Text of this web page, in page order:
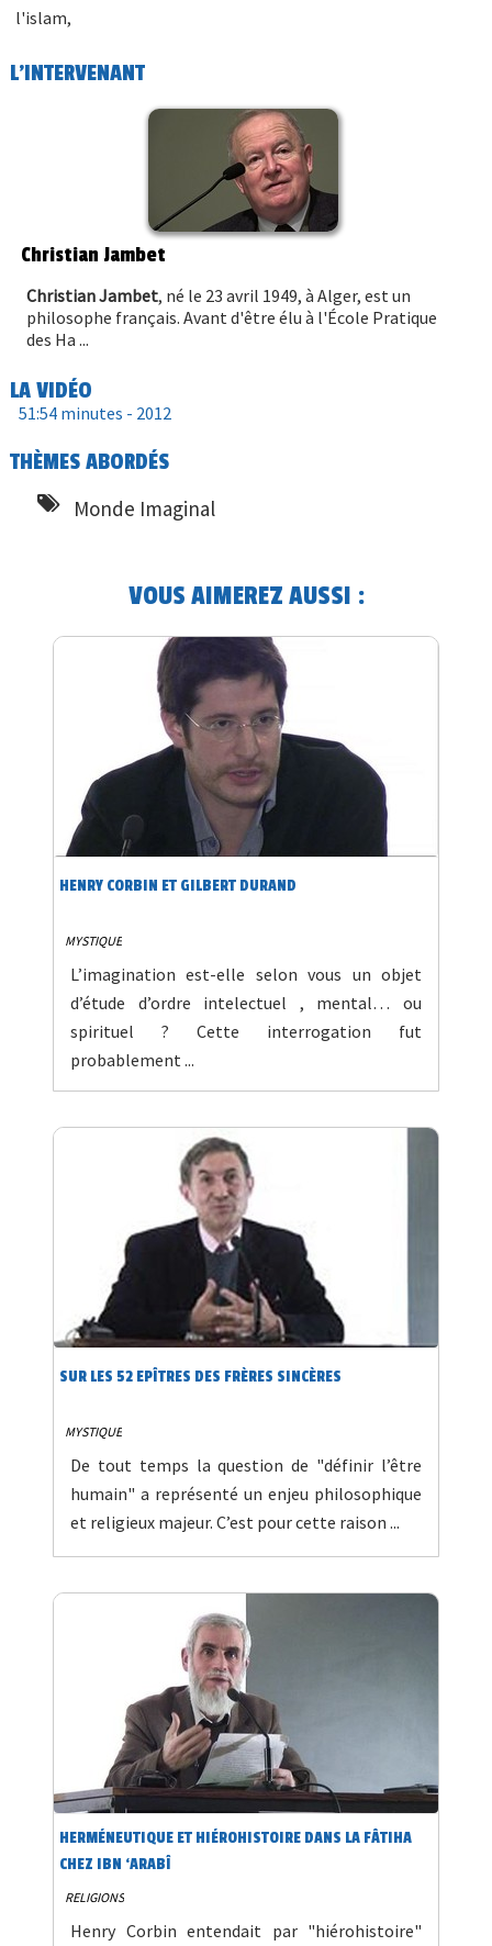
l'islam,
L'INTERVENANT
Christian Jambet
Christian Jambet, né le 23 avril 1949, à Alger, est un
philosophe français. Avant d'être élu à l'École Pratique
des Ha ...
LA VIDÉO
51:54 minutes - 2012
THÈMES ABORDÉS
Monde Imaginal
VOUS AIMEREZ AUSSI :
HENRY CORBIN ET GILBERT DURAND
MYSTIQUE
L’imagination est-elle selon vous un objet
d’étude d’ordre intelectuel , mental… ou
spirituel ? Cette interrogation fut
probablement ...
SUR LES 52 EPÎTRES DES FRÈRES SINCÈRES
MYSTIQUE
De tout temps la question de "définir l’être
humain" a représenté un enjeu philosophique
et religieux majeur. C’est pour cette raison ...
HERMÉNEUTIQUE ET HIÉROHISTOIRE DANS LA FÂTIHA
CHEZ IBN ‘ARABÎ
RELIGIONS
Henry Corbin entendait par "hiérohistoire"